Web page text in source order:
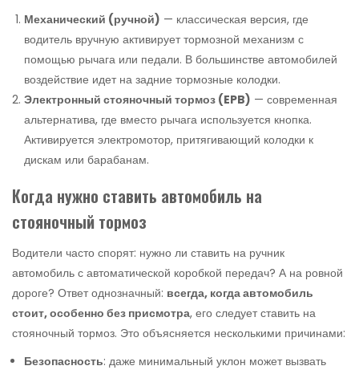
Механический (ручной) — классическая версия, где
водитель вручную активирует тормозной механизм с
помощью рычага или педали. В большинстве автомобилей
воздействие идет на задние тормозные колодки.
Электронный стояночный тормоз (EPB) — современная
альтернатива, где вместо рычага используется кнопка.
Активируется электромотор, притягивающий колодки к
дискам или барабанам.
Когда нужно ставить автомобиль на
стояночный тормоз
Водители часто спорят: нужно ли ставить на ручник
автомобиль с автоматической коробкой передач? А на ровной
дороге? Ответ однозначный: всегда, когда автомобиль
стоит, особенно без присмотра, его следует ставить на
стояночный тормоз. Это объясняется несколькими причинами:
Безопасность: даже минимальный уклон может вызвать